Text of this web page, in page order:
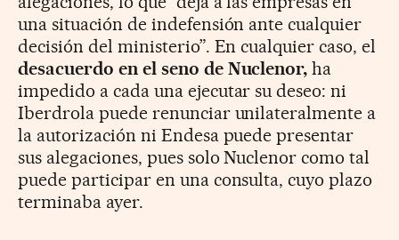
una situación de indefensión ante cualquier
decisión del ministerio”. En cualquier caso, el
desacuerdo en el seno de Nuclenor, ha
impedido a cada una ejecutar su deseo: ni
Iberdrola puede renunciar unilateralmente a
la autorización ni Endesa puede presentar
sus alegaciones, pues solo Nuclenor como tal
puede participar en una consulta, cuyo plazo
terminaba ayer.